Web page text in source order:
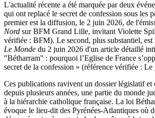
L'actualité récente a été marquée par deux
qui ont replacé le secret de confession sous les
premier est la diffusion, le 2 juin 2026, de
Nord sur BFM Grand Lille, invitant Violette
vérifiée : BFM). Le second, plus substantiel,
Le Monde du 2 juin 2026 d'un article détaillé
"Bétharram" : pourquoi l’Eglise de France
secret de la confession » (référence vérifiée : Le
Ces publications ravivent un dossier législatif et
depuis plusieurs années, une partie du monde
à la hiérarchie catholique française. La loi
évoque le lieu-dit des Pyrénées-Atlantiques où